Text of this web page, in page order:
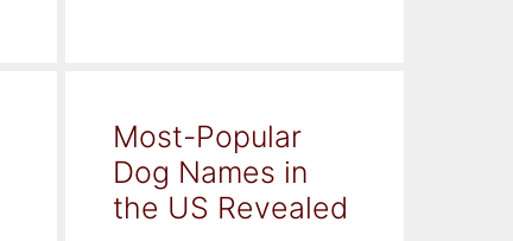
Most-Popular
Dog Names in
the US Revealed